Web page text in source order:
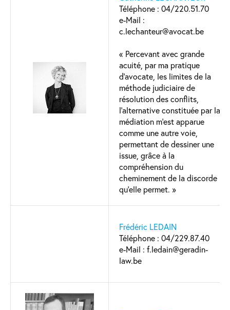
Téléphone : 04/220.51.70
e-Mail :
c.lechanteur@avocat.be
« Percevant avec grande
acuité, par ma pratique
d’avocate, les limites de la
méthode judiciaire de
résolution des conflits,
l’alternative constituée par la
médiation m’est apparue
comme une autre voie,
permettant de dessiner une
issue, grâce à la
compréhension du
cheminement de la discorde
qu’elle permet. »
Frédéric LEDAIN
Téléphone : 04/229.87.40
e-Mail : f.ledain@geradin-
law.be